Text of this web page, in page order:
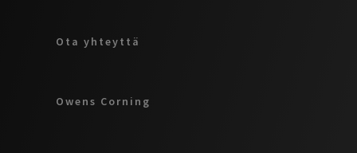
Ota yhteyttä
Owens Corning